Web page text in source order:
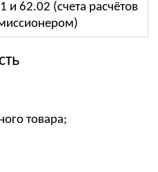
и 62.02 (счета расчётов
товара;